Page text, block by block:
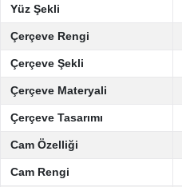
Yüz Şekli
Çerçeve Rengi
Çerçeve Şekli
Çerçeve Materyali
Çerçeve Tasarımı
Cam Özelliği
Cam Rengi